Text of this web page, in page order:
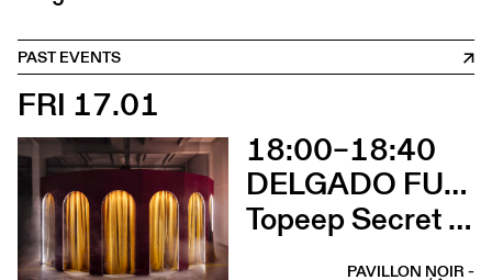
PAST EVENTS
FRI 17.01
18:00–18:40
DELGADO FUCHS
Topeep Secret Box (Complet)
PAVILLON NOIR -